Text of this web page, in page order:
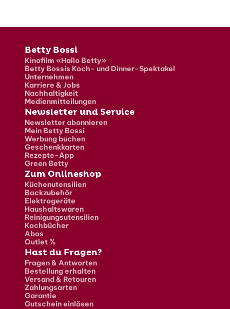
Fusszeile
Betty Bossi
Kinofilm «Hallo Betty»
Betty Bossis Koch- und Dinner-Spektakel
Unternehmen
Karriere & Jobs
Nachhaltigkeit
Medienmitteilungen
Newsletter und Service
Newsletter abonnieren
Mein Betty Bossi
Werbung buchen
Geschenkkarten
Rezepte-App
Green Betty
Zum Onlineshop
Küchenutensilien
Backzubehör
Elektrogeräte
Haushaltswaren
Reinigungsutensilien
Kochbücher
Abos
Outlet %
Hast du Fragen?
Fragen & Antworten
Bestellung erhalten
Versand & Retouren
Zahlungsarten
Garantie
Gutschein einlösen